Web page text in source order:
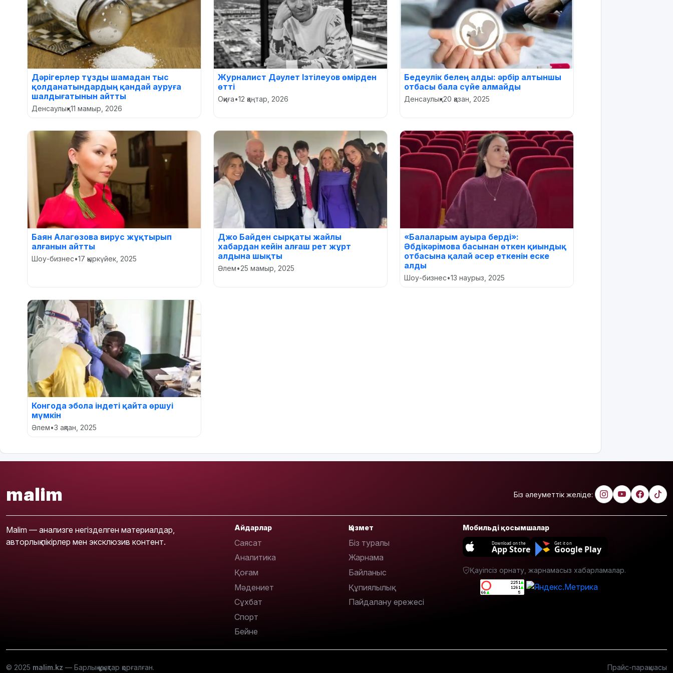
Дәрігерлер тұзды шамадан тыс
қолданатындардың қандай ауруға
шалдығатынын айтты
Денсаулық•11 мамыр, 2026
Журналист Дәулет Ізтілеуов өмірден
өтті
Оқиға•12 қаңтар, 2026
Бедеулік белең алды: әрбір алтыншы
отбасы бала сүйе алмайды
Денсаулық•20 қазан, 2025
Баян Алагөзова вирус жұқтырып
алғанын айтты
Шоу-бизнес•17 қыркүйек, 2025
Джо Байден сырқаты жайлы
хабардан кейін алғаш рет жұрт
алдына шықты
Әлем•25 мамыр, 2025
«Балаларым ауыра берді»:
Әбдікәрімова басынан өткен қиындық
отбасына қалай әсер еткенін еске
алды
Шоу-бизнес•13 наурыз, 2025
Конгода эбола індеті қайта өршуі
мүмкін
Әлем•3 ақпан, 2025
malim Біз әлеуметтік желіде:
Malim — анализге негізделген материалдар,
авторлық пікірлер мен эксклюзив контент.
Айдарлар
Саясат
Аналитика
Қоғам
Мәдениет
Сұхбат
Спорт
Бейне
Қызмет
Біз туралы
Жарнама
Байланыс
Құпиялылық
Пайдалану ережесі
Мобильді қосымшалар
Download on the
App Store
Get it on
Google Play
Қауіпсіз орнату, жарнамасыз хабарламалар.
© 2025 malim.kz — Барлық құқықтар қорғалған. Прайс-парақшасы